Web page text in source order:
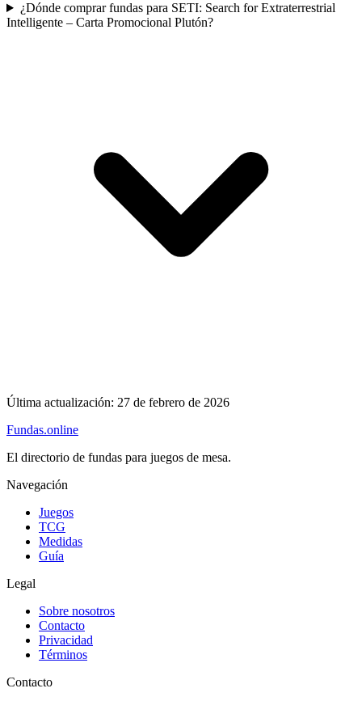
¿Dónde comprar fundas para SETI: Search for Extraterrestrial
Intelligente – Carta Promocional Plutón?
Última actualización: 27 de febrero de 2026
Fundas.online
El directorio de fundas para juegos de mesa.
Navegación
Juegos
TCG
Medidas
Guía
Legal
Sobre nosotros
Contacto
Privacidad
Términos
Contacto